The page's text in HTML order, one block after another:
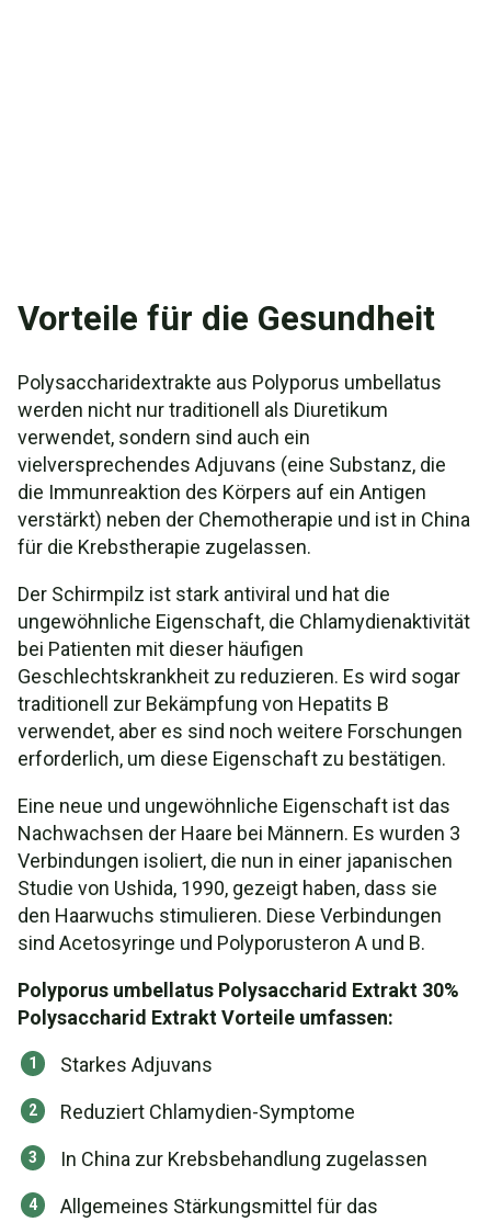
Vorteile für die Gesundheit
Polysaccharidextrakte aus Polyporus umbellatus
werden nicht nur traditionell als Diuretikum
verwendet, sondern sind auch ein
vielversprechendes Adjuvans (eine Substanz, die
die Immunreaktion des Körpers auf ein Antigen
verstärkt) neben der Chemotherapie und ist in China
für die Krebstherapie zugelassen.
Der Schirmpilz ist stark antiviral und hat die
ungewöhnliche Eigenschaft, die Chlamydienaktivität
bei Patienten mit dieser häufigen
Geschlechtskrankheit zu reduzieren. Es wird sogar
traditionell zur Bekämpfung von Hepatits B
verwendet, aber es sind noch weitere Forschungen
erforderlich, um diese Eigenschaft zu bestätigen.
Eine neue und ungewöhnliche Eigenschaft ist das
Nachwachsen der Haare bei Männern. Es wurden 3
Verbindungen isoliert, die nun in einer japanischen
Studie von Ushida, 1990, gezeigt haben, dass sie
den Haarwuchs stimulieren. Diese Verbindungen
sind Acetosyringe und Polyporusteron A und B.
Polyporus umbellatus Polysaccharid Extrakt 30%
Polysaccharid Extrakt Vorteile umfassen:
Starkes Adjuvans
Reduziert Chlamydien-Symptome
In China zur Krebsbehandlung zugelassen
Allgemeines Stärkungsmittel für das